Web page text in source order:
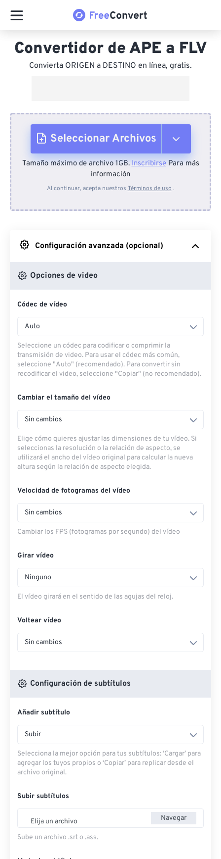
Convertidor de APE a FLV
Convierta ORIGEN a DESTINO en línea, gratis.
Seleccionar Archivos
Desde el dispositivo
Desde Google Drive
Desde OneDrive
Desde URL
Tamaño máximo de archivo 1GB.InscribirsePara más
información
Al continuar, acepta nuestros Términos de uso .
Configuración avanzada (opcional)
Opciones de video
Códec de vídeo
Auto
Seleccione un códec para codificar o comprimir la
transmisión de video. Para usar el códec más común,
seleccione "Auto" (recomendado). Para convertir sin
recodificar el video, seleccione "Copiar" (no recomendado).
Cambiar el tamaño del vídeo
Sin cambios
Elige cómo quieres ajustar las dimensiones de tu vídeo. Si
seleccionas la resolución o la relación de aspecto, se
utilizará el ancho del vídeo original para calcular la nueva
altura según la relación de aspecto elegida.
Velocidad de fotogramas del vídeo
Sin cambios
Cambiar los FPS (fotogramas por segundo) del vídeo
Girar vídeo
Ninguno
El vídeo girará en el sentido de las agujas del reloj.
Voltear vídeo
Sin cambios
Configuración de subtítulos
Añadir subtítulo
Subir
Selecciona la mejor opción para tus subtítulos: ‘Cargar’ para
agregar los tuyos propios o ‘Copiar’ para replicar desde el
archivo original.
Subir subtítulos
Elija un archivo Navegar
Sube un archivo .srt o .ass.